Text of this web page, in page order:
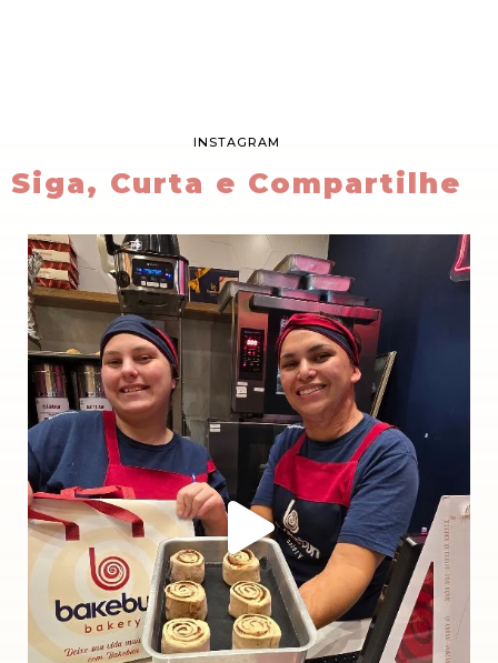
INSTAGRAM
Siga, Curta e Compartilhe